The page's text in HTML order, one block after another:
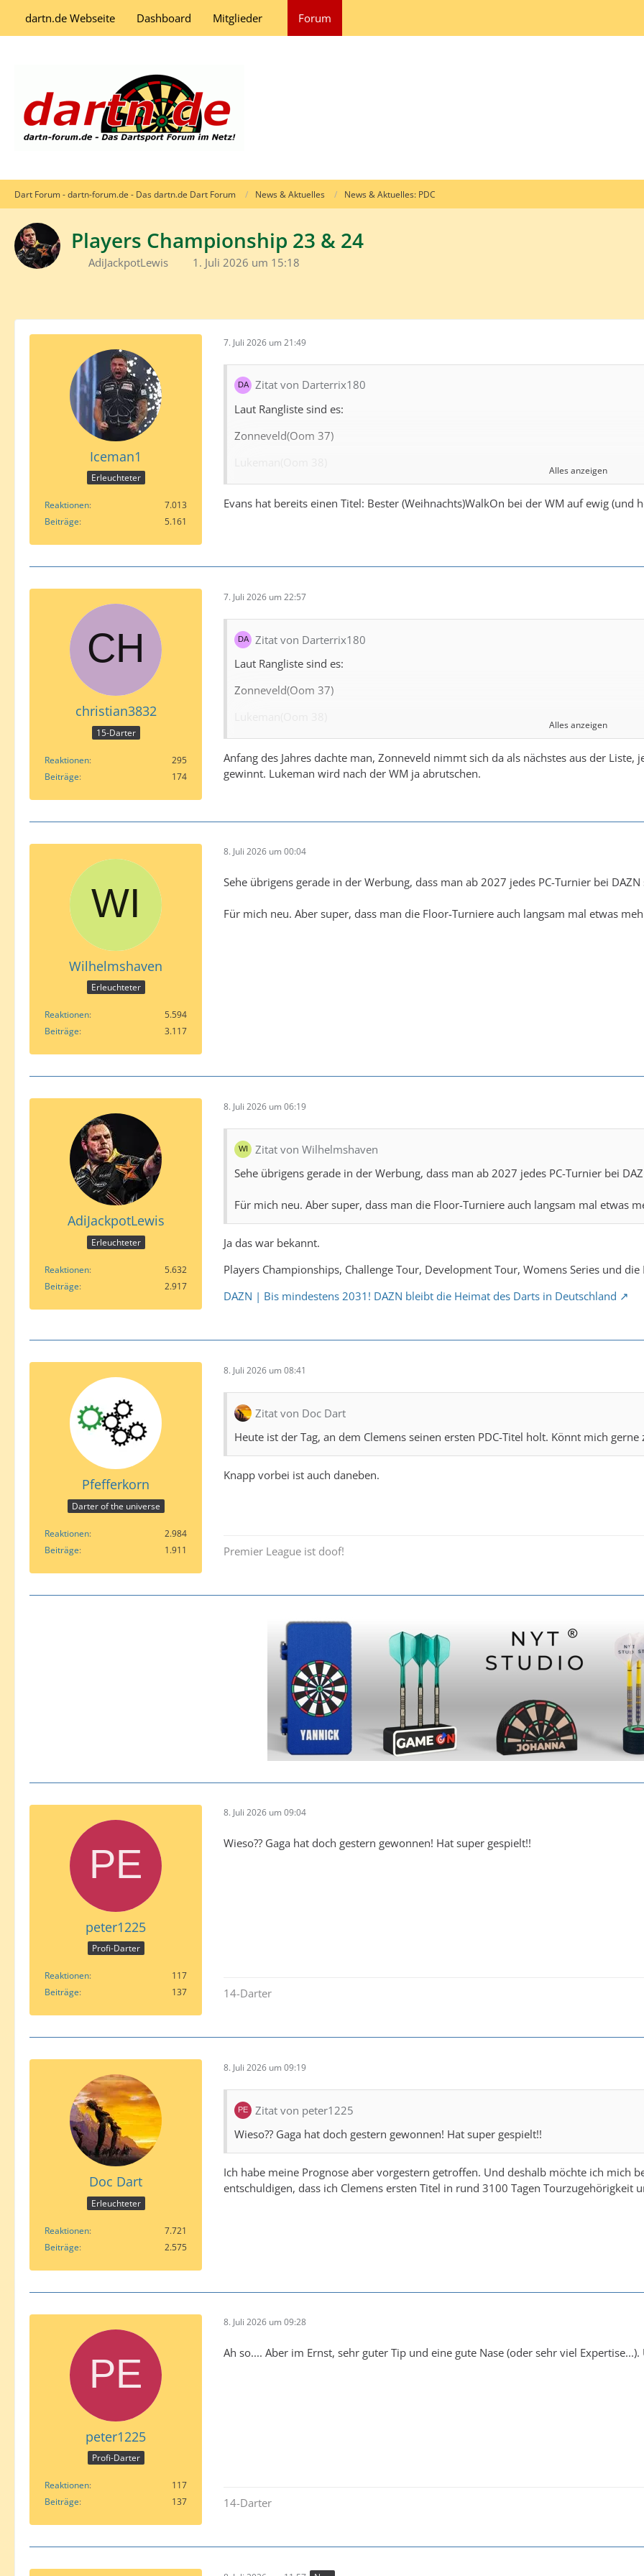
dartn.de Webseite Dashboard Mitglieder Forum
Dart Forum - dartn-forum.de - Das dartn.de Dart Forum News & Aktuelles News & Aktuelles: PDC
Players Championship 23 & 24
AdiJackpotLewis 1. Juli 2026 um 15:18
Iceman1
Erleuchteter
Reaktionen
7.013
Beiträge
5.161
7. Juli 2026 um 21:49
Zitat von Darterrix180
Laut Rangliste sind es:
Zonneveld(Oom 37)
Razma(Oom 41)
Edit: Würde aber anstatt Hood Evans mit rein nehmen
Alles anzeigen
Evans hat bereits einen Titel: Bester (Weihnachts)WalkOn bei der WM auf ewig
christian3832
15-Darter
Reaktionen
295
Beiträge
174
7. Juli 2026 um 22:57
Zitat von Darterrix180
Laut Rangliste sind es:
Zonneveld(Oom 37)
Razma(Oom 41)
Scutt( Oom 46)
Edit: Würde aber anstatt Hood Evans mit rein nehmen
Alles anzeigen
Anfang des Jahres dachte man, Zonneveld nimmt sich da als nächstes aus der
gewinnt. Lukeman wird nach der WM ja abrutschen.
Wilhelmshaven
Erleuchteter
Reaktionen
5.594
Beiträge
3.117
8. Juli 2026 um 00:04
Sehe übrigens gerade in der Werbung, dass man ab 2027 jedes PC-Turnier bei
Für mich neu. Aber super, dass man die Floor-Turniere auch langsam mal etwas
AdiJackpotLewis
Erleuchteter
Reaktionen
5.632
Beiträge
2.917
8. Juli 2026 um 06:19
Zitat von Wilhelmshaven
Sehe übrigens gerade in der Werbung, dass man ab 2027 jedes PC-Turnier bei
Für mich neu. Aber super, dass man die Floor-Turniere auch langsam mal etwas
Ja das war bekannt.
Players Championships, Challenge Tour, Development Tour, Womens Series und die
DAZN | Bis mindestens 2031! DAZN bleibt die Heimat des Darts in Deutschland
Pfefferkorn
Darter of the universe
Reaktionen
2.984
Beiträge
1.911
8. Juli 2026 um 08:41
Zitat von Doc Dart
Heute ist der Tag, an dem Clemens seinen ersten PDC-Titel holt. Könnt mich gerne
Knapp vorbei ist auch daneben.
Premier League ist doof!
peter1225
Profi-Darter
Reaktionen
117
Beiträge
137
8. Juli 2026 um 09:04
Wieso?? Gaga hat doch gestern gewonnen! Hat super gespielt!!
14-Darter
Doc Dart
Erleuchteter
Reaktionen
7.721
Beiträge
2.575
8. Juli 2026 um 09:19
Zitat von peter1225
Wieso?? Gaga hat doch gestern gewonnen! Hat super gespielt!!
Ich habe meine Prognose aber vorgestern getroffen. Und deshalb möchte ich mich
entschuldigen, dass ich Clemens ersten Titel in rund 3100 Tagen Tourzugehörigkeit
peter1225
Profi-Darter
Reaktionen
117
Beiträge
137
8. Juli 2026 um 09:28
Ah so.... Aber im Ernst, sehr guter Tip und eine gute Nase (oder sehr viel
14-Darter